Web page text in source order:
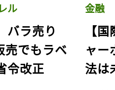
ル
バラ売り
売でもラベ
令改正
金融
【
ャー
法は